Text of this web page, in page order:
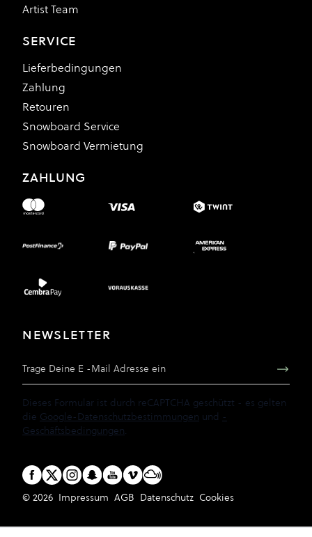
Artist Team
SERVICE
Lieferbedingungen
Zahlung
Retouren
Snowboard Service
Snowboard Vermietung
ZAHLUNG
NEWSLETTER
Dieses Formular ist durch reCAPTCHA geschützt - es gelten
die Google-Datenschutzbestimmungen und -
Geschäftsbedingungen.
© 2026 Impressum AGB Datenschutz Cookies